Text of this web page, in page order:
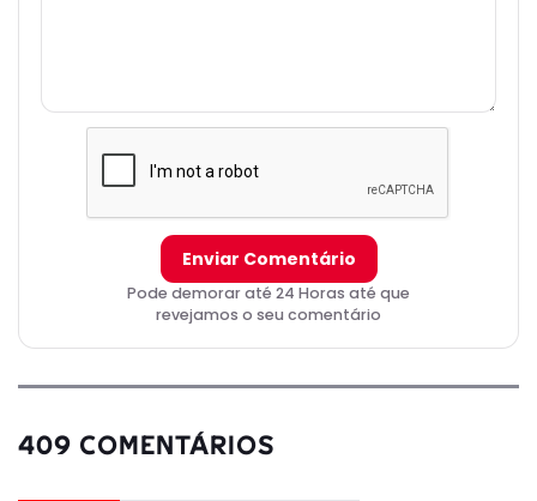
Enviar Comentário
Pode demorar até 24 Horas até que
revejamos o seu comentário
409 COMENTÁRIOS